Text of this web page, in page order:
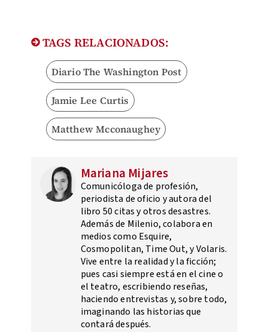
TAGS RELACIONADOS:
Diario The Washington Post
Jamie Lee Curtis
Matthew Mcconaughey
Mariana Mijares
Comunicóloga de profesión,
periodista de oficio y autora del
libro 50 citas y otros desastres.
Además de Milenio, colabora en
medios como Esquire,
Cosmopolitan, Time Out, y Volaris.
Vive entre la realidad y la ficción;
pues casi siempre está en el cine o
el teatro, escribiendo reseñas,
haciendo entrevistas y, sobre todo,
imaginando las historias que
contará después.